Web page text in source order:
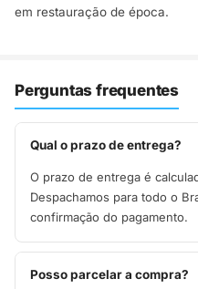
em restauração de época.
Perguntas frequentes
Qual o prazo de entrega?
O prazo de entrega é
Despachamos para todo o
confirmação do pagamento.
Posso parcelar a compra?